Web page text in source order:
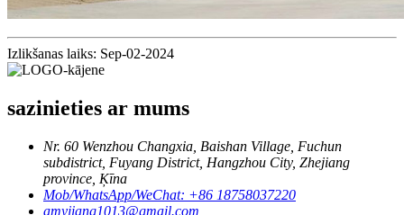
Izlikšanas laiks: Sep-02-2024
sazinieties ar mums
Nr. 60 Wenzhou Changxia, Baishan Village, Fuchun
subdistrict, Fuyang District, Hangzhou City, Zhejiang
province, Ķīna
Mob/WhatsApp/WeChat: +86 18758037220
amyjiang1013@gmail.com